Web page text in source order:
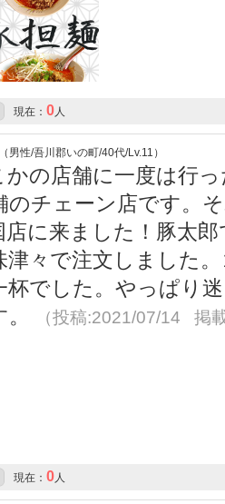
現在： 0 人
男性/吾川郡いの町/40代/Lv.11）
かの店舗に一度は行
のチェーン店です。
に来ました！豚太
津々で注文しました
杯でした。やっぱり
（投稿:2021/07/14 掲
現在： 0 人